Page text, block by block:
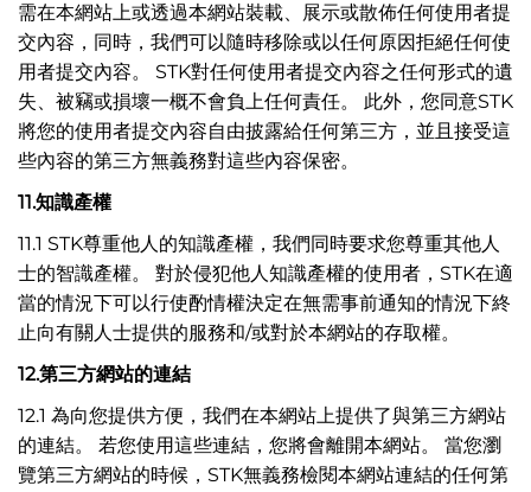
需在本網站上或透過本網站裝載、展示或散佈任何使用者提
交內容，同時，我們可以隨時移除或以任何原因拒絕任何使
用者提交內容。 STK對任何使用者提交內容之任何形式的遺
失、被竊或損壞一概不會負上任何責任。 此外，您同意STK
將您的使用者提交內容自由披露給任何第三方，並且接受這
些內容的第三方無義務對這些內容保密。
11.知識產權
11.1 STK尊重他人的知識產權，我們同時要求您尊重其他人
士的智識產權。 對於侵犯他人知識產權的使用者，STK在適
當的情況下可以行使酌情權決定在無需事前通知的情況下終
止向有關人士提供的服務和/或對於本網站的存取權。
12.第三方網站的連結
12.1 為向您提供方便，我們在本網站上提供了與第三方網站
的連結。 若您使用這些連結，您將會離開本網站。 當您瀏
覽第三方網站的時候，STK無義務檢閱本網站連結的任何第